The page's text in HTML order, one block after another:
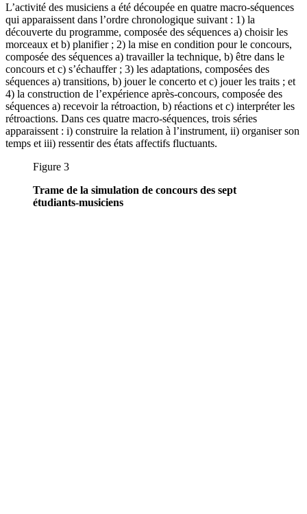
L’activité des musiciens a été découpée en quatre macro-séquences
qui apparaissent dans l’ordre chronologique suivant : 1) la
découverte du programme, composée des séquences a) choisir les
morceaux et b) planifier ; 2) la mise en condition pour le concours,
composée des séquences a) travailler la technique, b) être dans le
concours et c) s’échauffer ; 3) les adaptations, composées des
séquences a) transitions, b) jouer le concerto et c) jouer les traits ; et
4) la construction de l’expérience après-concours, composée des
séquences a) recevoir la rétroaction, b) réactions et c) interpréter les
rétroactions. Dans ces quatre macro-séquences, trois séries
apparaissent : i) construire la relation à l’instrument, ii) organiser son
temps et iii) ressentir des états affectifs fluctuants.
Figure 3
Trame de la simulation de concours des sept
étudiants-musiciens